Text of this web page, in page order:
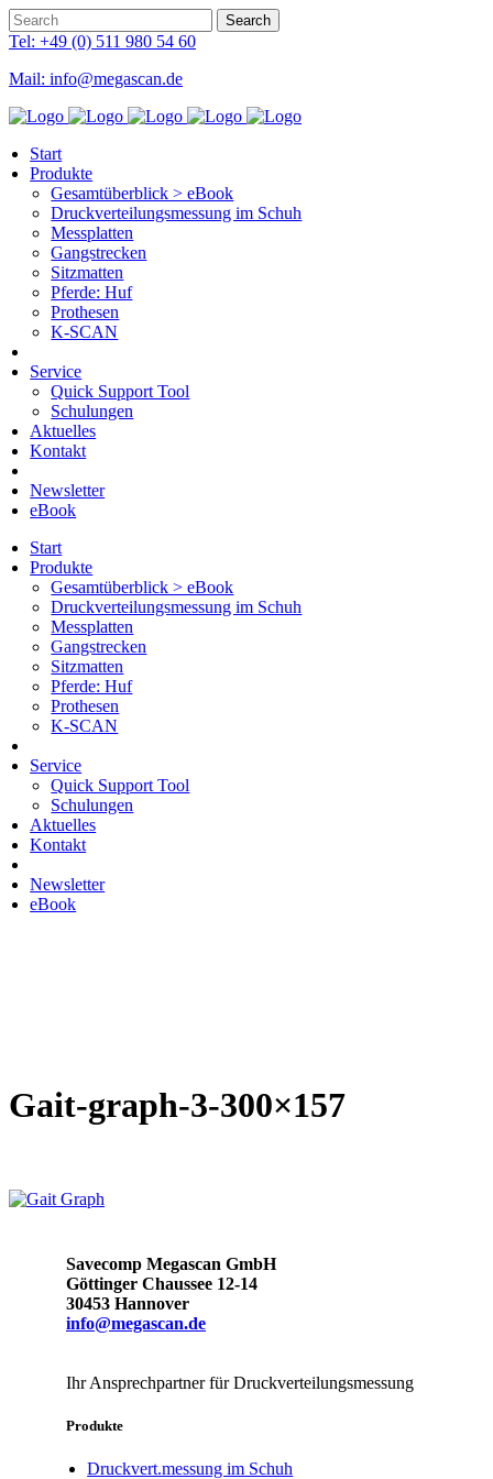
Tel: +49 (0) 511 980 54 60
Mail: info@megascan.de
Start
Produkte
Gesamtüberblick > eBook
Druckverteilungsmessung im Schuh
Messplatten
Gangstrecken
Sitzmatten
Pferde: Huf
Prothesen
K-SCAN
Service
Quick Support Tool
Schulungen
Aktuelles
Kontakt
Newsletter
eBook
Start
Produkte
Gesamtüberblick > eBook
Druckverteilungsmessung im Schuh
Messplatten
Gangstrecken
Sitzmatten
Pferde: Huf
Prothesen
K-SCAN
Service
Quick Support Tool
Schulungen
Aktuelles
Kontakt
Newsletter
eBook
Gait-graph-3-300×157
Savecomp Megascan GmbH
Göttinger Chaussee 12-14
30453 Hannover
info@megascan.de
Ihr Ansprechpartner für Druckverteilungsmessung
Produkte
Druckvert.messung im Schuh